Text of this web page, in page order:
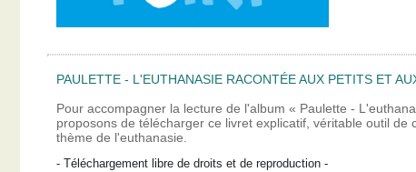
PAULETTE - L'EUTHANASIE RACONTÉE AUX PETITS ET
Pour accompagner la lecture de l'album « Paulette -
proposons de télécharger ce livret explicatif, véritable outil
thème de l'euthanasie.
- Téléchargement libre de droits et de reproduction -